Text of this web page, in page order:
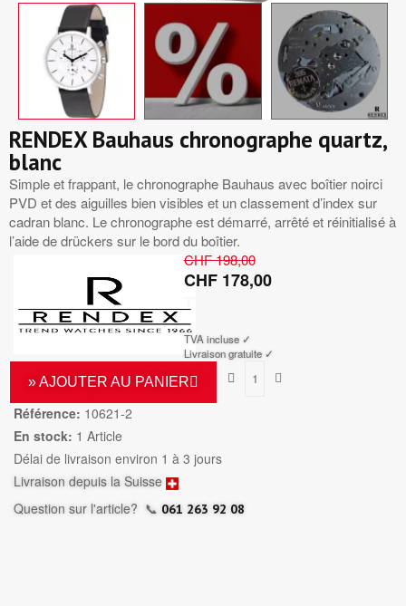
RENDEX Bauhaus chronographe quartz,
blanc
Simple et frappant, le chronographe Bauhaus avec boîtier noirci
PVD et des aiguilles bien visibles et un classement d’index sur
cadran blanc. Le chronographe est démarré, arrêté et réinitialisé à
l’aide de drückers sur le bord du boîtier.
CHF 198,00
CHF 178,00
TVA incluse ✓
Livraison gratuite ✓
» AJOUTER AU PANIER
Référence: 10621-2
En stock: 1 Article
Délai de livraison environ 1 à 3 jours
Livraison depuis la Suisse
Question sur l'article? 📞 061 263 92 08